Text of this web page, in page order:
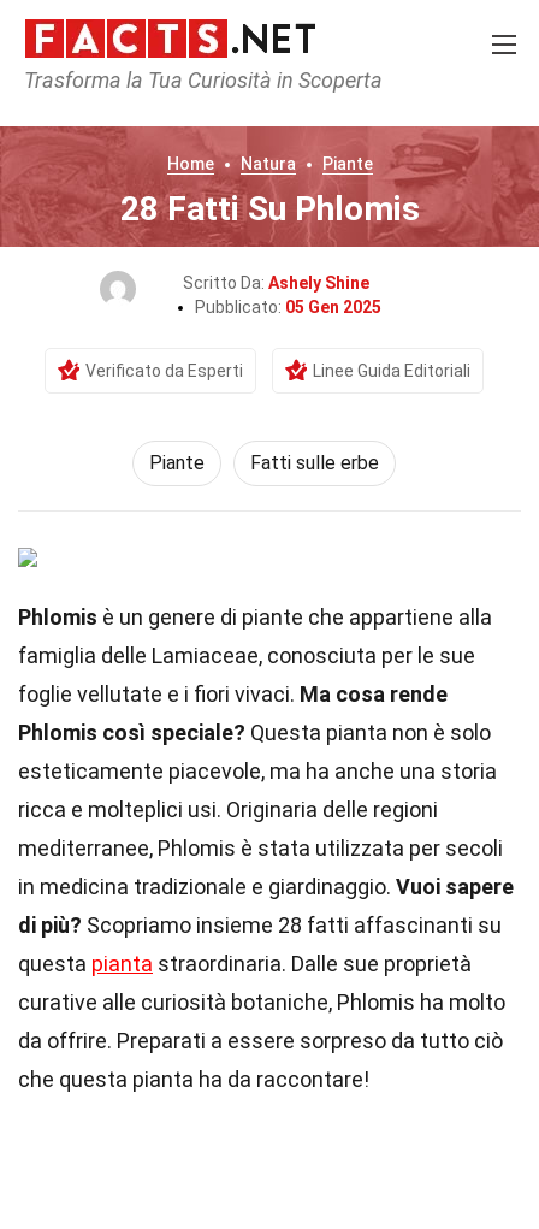
Trasforma la Tua Curiosità in Scoperta
Home Natura Piante
28 Fatti Su Phlomis
Scritto Da: Ashely Shine
Pubblicato: 05 Gen 2025
Verificato da Esperti Linee Guida Editoriali
Piante Fatti sulle erbe
Phlomis è un genere di piante che appartiene alla
famiglia delle Lamiaceae, conosciuta per le sue
foglie vellutate e i fiori vivaci. Ma cosa rende
Phlomis così speciale? Questa pianta non è solo
esteticamente piacevole, ma ha anche una storia
ricca e molteplici usi. Originaria delle regioni
mediterranee, Phlomis è stata utilizzata per secoli
in medicina tradizionale e giardinaggio. Vuoi sapere
di più? Scopriamo insieme 28 fatti affascinanti su
questa pianta straordinaria. Dalle sue proprietà
curative alle curiosità botaniche, Phlomis ha molto
da offrire. Preparati a essere sorpreso da tutto ciò
che questa pianta ha da raccontare!